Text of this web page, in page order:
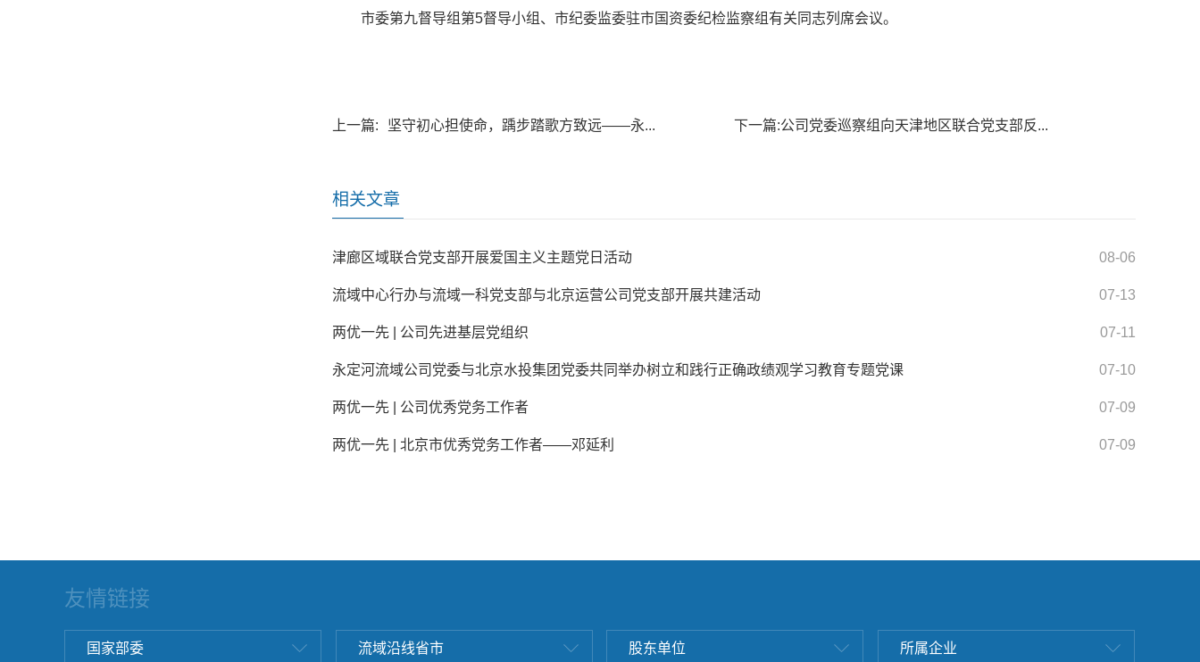
市委第九督导组第5督导小组、市纪委监委驻市国资委纪检监察组有关同志列席会议。
上一篇: 坚守初心担使命，踽步踏歌方致远——永... 下一篇:公司党委巡察组向天津地区联合党支部反...
相关文章
津廊区域联合党支部开展爱国主义主题党日活动 08-06
流域中心行办与流域一科党支部与北京运营公司党支部开展共建活动 07-13
两优一先 | 公司先进基层党组织 07-11
永定河流域公司党委与北京水投集团党委共同举办树立和践行正确政绩观学习教育专题党课 07-10
两优一先 | 公司优秀党务工作者 07-09
两优一先 | 北京市优秀党务工作者——邓延利 07-09
友情链接
国家部委 流域沿线省市 股东单位 所属企业